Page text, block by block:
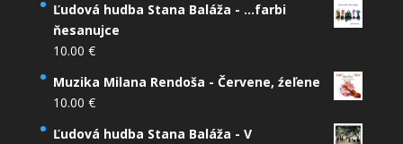
Ľudová hudba Stana Baláža - ...farbi
ňesanujce
10.00 €
Muzika Milana Rendoša - Červene, źeľene
10.00 €
Ľudová hudba Stana Baláža - V